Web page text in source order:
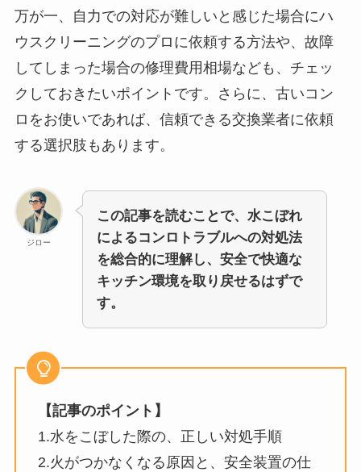
万が一、自力での対応が難しいと感じた場合にハ
ウスクリーニングのプロに依頼する方法や、故障
してしまった場合の修理費用相場なども、チェッ
クしておきたいポイントです。さらに、古いコン
ロをお使いであれば、信頼できる交換業者に依頼
する選択肢もあります。
ジロー
この記事を読むことで、水こぼれ
によるコンロトラブルへの対処法
を総合的に理解し、安全で快適な
キッチン環境を取り戻せるはずで
す。
【記事のポイント】
1.水をこぼした際の、正しい対処手順
2.火がつかなくなる原因と、安全装置の仕